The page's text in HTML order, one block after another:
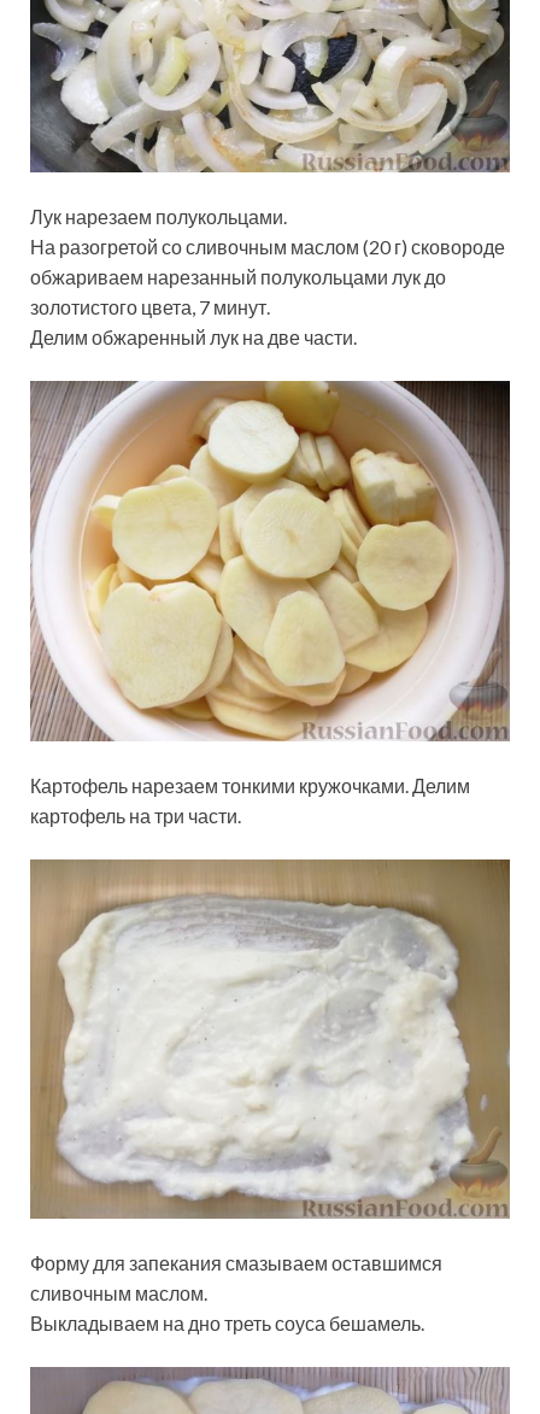
Лук нарезаем полукольцами.
На разогретой со сливочным маслом (20 г) сковороде
обжариваем нарезанный полукольцами лук до
золотистого цвета, 7 минут.
Делим обжаренный лук на две части.
Картофель нарезаем тонкими кружочками. Делим
картофель на три части.
Форму для запекания смазываем оставшимся
сливочным маслом.
Выкладываем на дно треть соуса бешамель.